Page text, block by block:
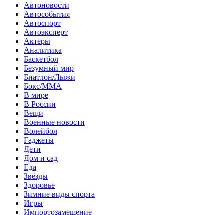
Автоновости
Автособытия
Автоспорт
Автоэксперт
Актеры
Аналитика
Баскетбол
Безумный мир
Биатлон/Лыжи
Бокс/MMA
В мире
В России
Вещи
Военные новости
Волейбол
Гаджеты
Дети
Дом и сад
Еда
Звёзды
Здоровье
Зимние виды спорта
Игры
Импортозамещение